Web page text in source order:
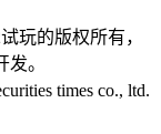
玩的版权所有，
。
times co., ltd.